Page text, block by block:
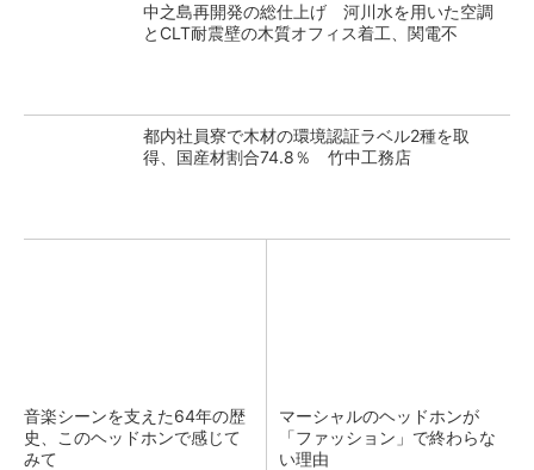
中之島再開発の総仕上げ 河川水を用いた空調
とCLT耐震壁の木質オフィス着工、関電不
都内社員寮で木材の環境認証ラベル2種を取
得、国産材割合74.8％ 竹中工務店
音楽シーンを支えた64年の歴
史、このヘッドホンで感じて
みて
マーシャルのヘッドホンが
「ファッション」で終わらな
い理由